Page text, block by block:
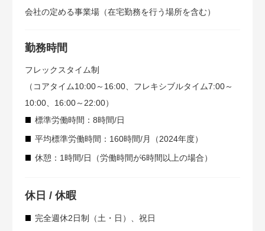
会社の定める事業場（在宅勤務を行う場所を含む）
勤務時間
フレックスタイム制
（コアタイム10:00～16:00、フレキシブルタイム7:00～
10:00、16:00～22:00）
標準労働時間：8時間/日
平均標準労働時間：160時間/月（2024年度）
休憩：1時間/日（労働時間が6時間以上の場合）
休日 / 休暇
完全週休2日制（土・日）、祝日